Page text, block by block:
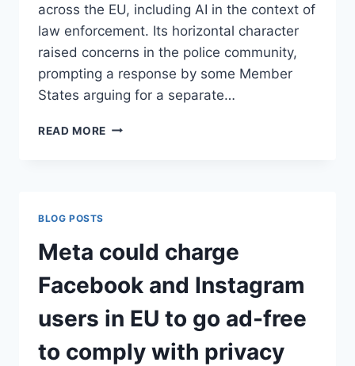
across the EU, including AI in the context of
law enforcement. Its horizontal character
raised concerns in the police community,
prompting a response by some Member
States arguing for a separate…
READ MORE REMOTE
CONTEXT
LAW
ENFORCEMENT
BLOG POSTS
Meta could charge
Facebook and Instagram
users in EU to go ad-free
to comply with privacy